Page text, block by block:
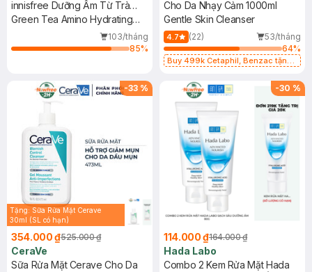
innisfree Dưỡng Ẩm Từ Trà
Xanh 150g (Mới)
Green Tea Amino Hydrating
103/tháng
85%
Cho Da Nhạy Cảm 1000ml
Gentle Skin Cleanser
4.7 (22)
53/tháng
64%
Buy 499k Cetaphil, Benzac tặng
-33 %
Tặng: Sữa Rửa Mặt Cerave
30ml (SL có hạn)
354.000 ₫525.000 ₫
CeraVe
Sữa Rửa Mặt Cerave Cho Da
-30 %
114.000 ₫164.000 ₫
Hada Labo
Combo 2 Kem Rửa Mặt Hada